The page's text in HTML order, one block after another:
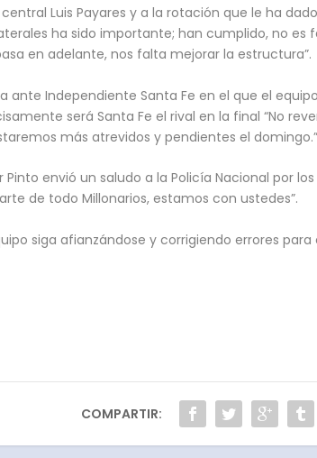
Luis Payares y a la rotación que le ha
ha sido importante; han cumplido, no
en adelante, nos falta mejorar la estructura”.
ante Independiente Santa Fe en el que el
será Santa Fe el rival en la final “No
más atrevidos y pendientes el
Pinto envió un saludo a la Policía Nacional por
de todo Millonarios, estamos con ustedes”.
siga afianzándose y corrigiendo errores
COMPARTIR: